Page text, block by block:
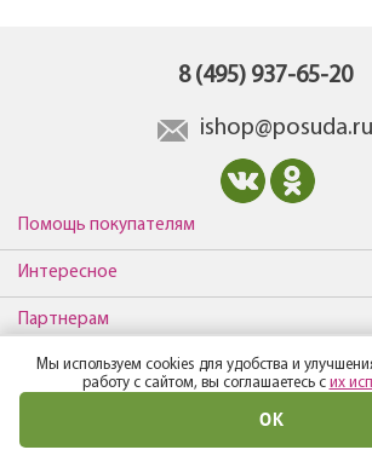
8 (495) 937-65-20
ishop@posuda.ru
Помощь покупателям
Интересное
Партнерам
О компании
Мы используем cookies для удобства и
работу с сайтом, вы соглашаетесь с их
ОК